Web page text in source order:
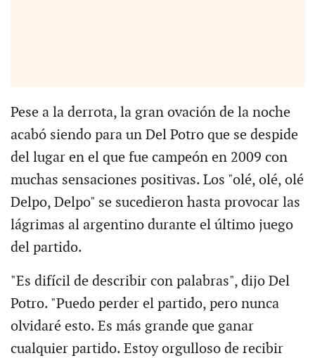
Pese a la derrota, la gran ovación de la noche
acabó siendo para un Del Potro que se despide
del lugar en el que fue campeón en 2009 con
muchas sensaciones positivas. Los "olé, olé, olé
Delpo, Delpo" se sucedieron hasta provocar las
lágrimas al argentino durante el último juego
del partido.
"Es difícil de describir con palabras", dijo Del
Potro. "Puedo perder el partido, pero nunca
olvidaré esto. Es más grande que ganar
cualquier partido. Estoy orgulloso de recibir